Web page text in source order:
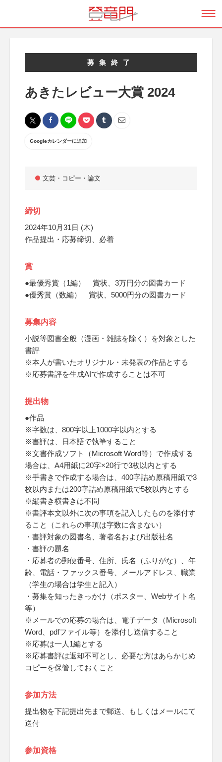
募集終了
あきたレビュー大賞 2024
Googleカレンダーに追加
文芸・コピー・論文
締切
2024年10月31日 (木)
作品提出・応募締切、必着
賞
●最優秀賞（1編） 賞状、3万円分の図書カード
●優秀賞（数編） 賞状、5000円分の図書カード
募集内容
小説等図書全般（漫画・雑誌を除く）を対象とした
書評
※本人が書いたオリジナル・未発表の作品とする
※応募書評を生成AIで作成することは不可
提出物
●作品
※字数は、800字以上1000字以内とする
※書評は、日本語で執筆すること
※文書作成ソフト（Microsoft Word等）で作成する
場合は、A4用紙に20字×20行で3枚以内とする
※手書きで作成する場合は、400字詰め原稿用紙で3
枚以内または200字詰め原稿用紙で5枚以内とする
※縦書き横書きは不問
※書評本文以外に次の事項を記入したものを添付す
ること（これらの事項は字数に含まない）
・書評対象の図書名、著者名および出版社名
・書評の題名
・応募者の郵便番号、住所、氏名（ふりがな）、年
齢、電話・ファックス番号、メールアドレス、職業
（学生の場合は学生と記入）
・募集を知ったきっかけ（ポスター、Webサイト名
等）
※メールでの応募の場合は、電子データ（Microsoft
Word、pdfファイル等）を添付し送信すること
※応募は一人1編とする
※応募書評は返却不可とし、必要な方はあらかじめ
コピーを保管しておくこと
参加方法
提出物を下記提出先まで郵送、もしくはメールにて
送付
参加資格